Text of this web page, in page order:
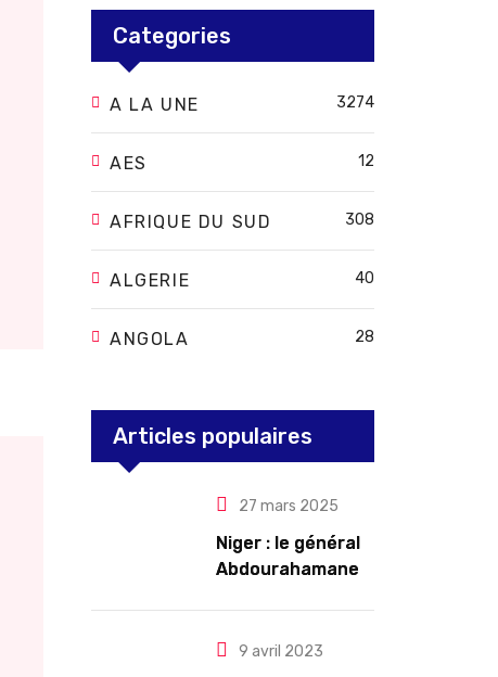
Categories
A LA UNE 3274
AES 12
AFRIQUE DU SUD 308
ALGERIE 40
ANGOLA 28
Articles populaires
27 mars 2025
Niger : le général
Abdourahamane
investi président
9 avril 2023